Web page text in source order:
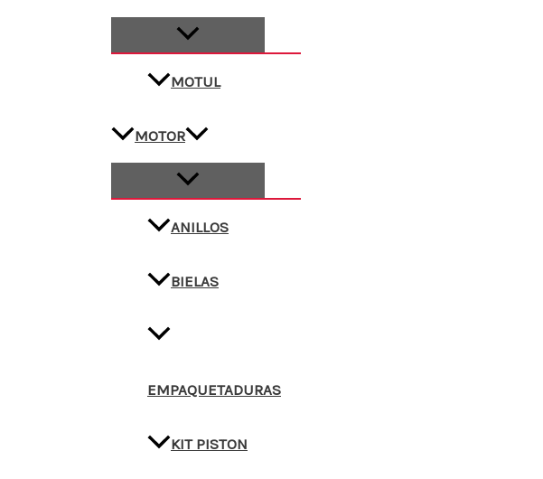
MOTUL
MOTOR
ANILLOS
BIELAS
EMPAQUETADURAS
KIT PISTON